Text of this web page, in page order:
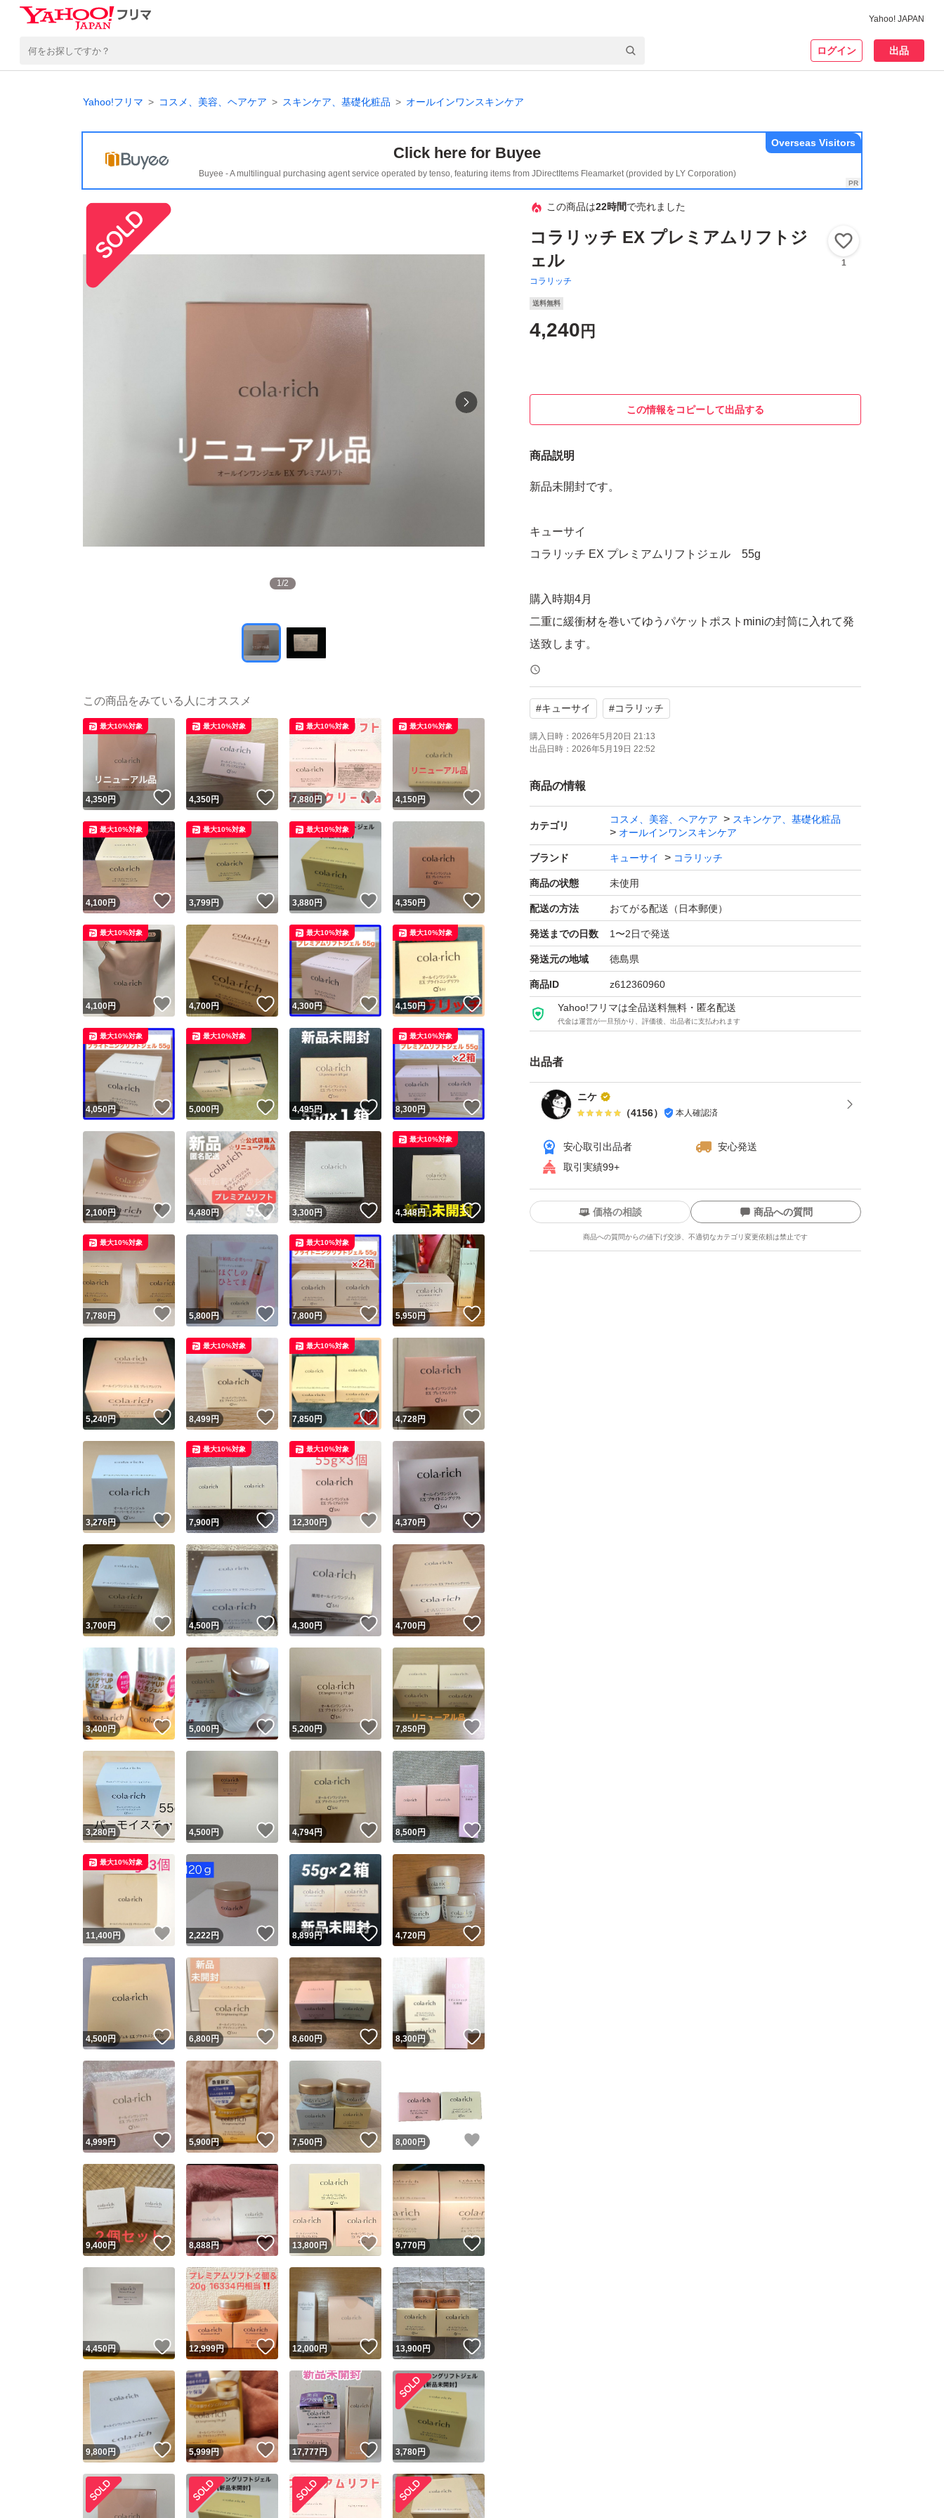
Yahoo! JAPAN
ログイン 出品
Yahoo!フリマ コスメ、美容、ヘアケア スキンケア、基礎化粧品 オールインワンスキンケア
Click here for Buyee
Buyee - A multilingual purchasing agent service operated by tenso, featuring items from JDirectItems Fleamarket (provided by LY Corporation)
Overseas Visitors
1/2
この商品は22時間で売れました
コラリッチ EX プレミアムリフトジ
ェル
コラリッチ
1
送料無料
4,240 円
この情報をコピーして出品する
商品説明
新品未開封です。
キューサイ
コラリッチ EX プレミアムリフトジェル 55g
購入時期4月
二重に緩衝材を巻いてゆうパケットポストminiの封筒に入れて発
送致します。
#キューサイ #コラリッチ
購入日時： 2026年5月20日 21:13
出品日時： 2026年5月19日 22:52
商品の情報
カテゴリ
コスメ、美容、ヘアケア
スキンケア、基礎化粧品
オールインワンスキンケア
ブランド キューサイ コラリッチ
商品の状態 未使用
配送の方法 おてがる配送（日本郵便）
発送までの日数 1〜2日で発送
発送元の地域 徳島県
商品ID z612360960
Yahoo!フリマは全品送料無料・匿名配送
代金は運営が一旦預かり、評価後、出品者に支払われます
出品者
ニケ
（4156） 本人確認済
安心取引出品者
安心発送
取引実績99+
ユーザーの実績について
Yahoo!フリマが定めた一定の基準を満たしたユーザーにバッジを付与しています
安心取引出品者
安心取引出品者 Yahoo!フリマの基準をクリアした安心・安全なユーザーです
取引実績
このユーザーはYahoo!フリマの取引を完了させた実績があります
他フリマ実績◯+ このユーザーは他フリマサービスでの取引実績があります
スピード&安心発送
※このバッジは実績に基づく表示であり、発送を保証しているものではありません
このユーザーは高頻度で24時間以内＆設定した発送日数内に発送してい
ます
スピード発送 このユーザーは高頻度で24時間以内に発送しています
安心発送 このユーザーは設定した発送日数内に発送しています
価格の相談 商品への質問
商品への質問からの値下げ交渉、不適切なカテゴリ変更依頼は禁止です
この商品の情報をコピーします
商品画像の 無断転載は禁止されています
1商品につき1回です
出品ページへ
この商品をみている人にオススメ
4,350円 いいね！
最大10%対象
4,350円 いいね！
最大10%対象
7,880円 いいね！
最大10%対象
4,150円
最大10%対象
4,100円 いいね！
最大10%対象
3,799円 いいね！
最大10%対象
3,880円 いいね！
最大10%対象
4,350円
4,100円 いいね！
最大10%対象
4,700円 いいね！
4,300円 いいね！
最大10%対象
4,150円 いいね！
最大10%対象
4,050円 いいね！
最大10%対象
5,000円 いいね！
最大10%対象
4,495円 いいね！
8,300円
最大10%対象
2,100円 いいね！
4,480円 いいね！
3,300 円 いいね！
4,348円
最大10%対象
7,780円 いいね！
最大10%対象
5,800円 いいね！
7,800円 いいね！
最大10%対象
5,950円 いいね！
5,240円 いいね！
8,499円 いいね！
最大10%対象
7,850円 いいね！
最大10%対象
4,728円
3,276円 いいね！
7,900円 いいね！
最大10%対象
12,300円 いいね！
最大10%対象
4,370円
3,700円 いいね！
4,500円 いいね！
4,300円 いいね！
4,700円
3,400円 いいね！
5,000円 いいね！
5,200円 いいね！
7,850円
3,280円 いいね！
4,500円 いいね！
4,794円 いいね！
8,500円 いいね！
11,400 円 いいね！
最大10%対象
2,222円 いいね！
8,899円 いいね！
4,720円
4,500円 いいね！
6,800円 いいね！
8,600円 いいね！
8,300円 いいね！
4,999円 いいね！
5,900円 いいね！
7,500円 いいね！
8,000 円
9,400円 いいね！
8,888円 いいね！
13,800円 いいね！
9,770円 いいね！
4,450円 いいね！
12,999円 いいね！
12,000円 いいね！
13,900円 いいね！
9,800円 いいね！
5,999円 いいね！
17,777円 いいね！
3,780円